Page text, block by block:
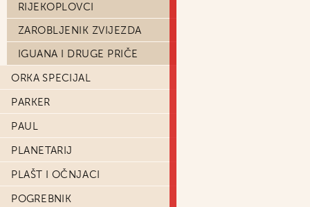
RIJEKOPLOVCI
ZAROBLJENIK ZVIJEZDA
IGUANA I DRUGE PRIČE
ORKA SPECIJAL
PARKER
PAUL
PLANETARIJ
PLAŠT I OČNJACI
POGREBNIK